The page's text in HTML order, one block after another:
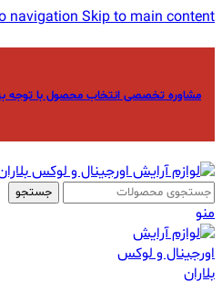
navigationSkip to main content
مشاوره تخصصی انتخاب محصول با توجه به رنگ و
جستجو
منو